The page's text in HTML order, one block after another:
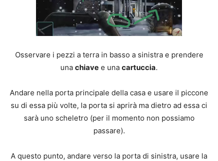
Osservare i pezzi a terra in basso a sinistra e prendere
una chiave e una cartuccia.
Andare nella porta principale della casa e usare il piccone
su di essa più volte, la porta si aprirà ma dietro ad essa ci
sarà uno scheletro (per il momento non possiamo
passare).
A questo punto, andare verso la porta di sinistra, usare la